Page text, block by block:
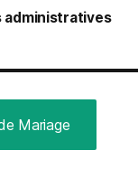
administratives
Mariage